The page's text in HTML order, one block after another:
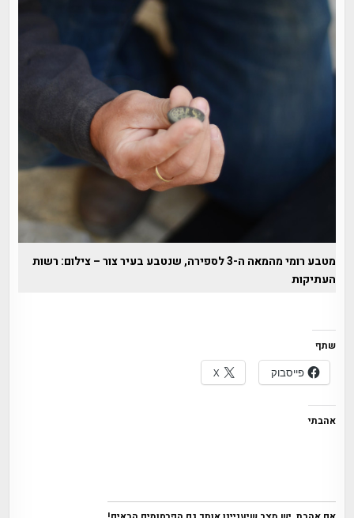
מטבע רומי מהמאה ה-3 לספירה, שנטבע בעיר צור – צילום: רשות
העתיקות
שתף
פייסבוק
X
אהבתי